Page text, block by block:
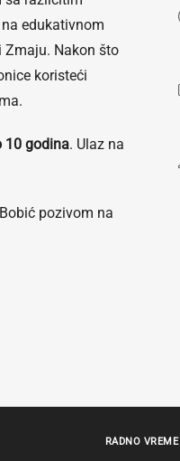
edukativnom
Zmaju. Nakon što
koristeći
10 godina. Ulaz na
pozivom na
RADNO VREME